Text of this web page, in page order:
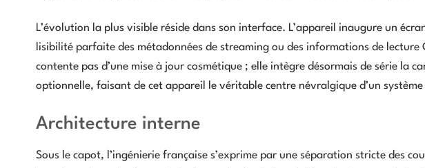
L’évolution la plus visible réside dans son interface. L’appareil inaugure un
lisibilité parfaite des métadonnées de streaming ou des informations de lecture
contente pas d’une mise à jour cosmétique ; elle intègre désormais de série la
optionnelle, faisant de cet appareil le véritable centre névralgique d’un
Architecture interne
Sous le capot, l’ingénierie française s’exprime par une séparation stricte des